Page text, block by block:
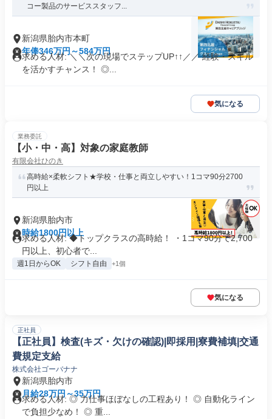
コー製品のサービススタッフ...
新潟県胎内市本町
年俸346万円～584万円
求める人材: ＼＼次の現場でステップUP↑↑／／ 経験・スキル
を活かすチャンス！ ◎...
気になる
業務委託
【小・中・高】対象の家庭教師
有限会社ひのき
高時給×柔軟シフト★学校・仕事と両立しやすい！1コマ90分2700
円以上
新潟県胎内市
時給1800円以上
求める人材: ◆トップクラスの高時給！ ・1コマ90分で2,700
円以上、初心者で...
週1日からOK シフト自由 +1個
気になる
正社員
【正社員】検査(キズ・欠けの確認)|即採用|寮費補填|交通
費規定支給
株式会社ゴーバナナ
新潟県胎内市
月給28万円～35万円
求める人材: ◎ 力仕事ほぼなしの工程あり！ ◎ 自動化ライン
で負担少なめ！ ◎ 重...